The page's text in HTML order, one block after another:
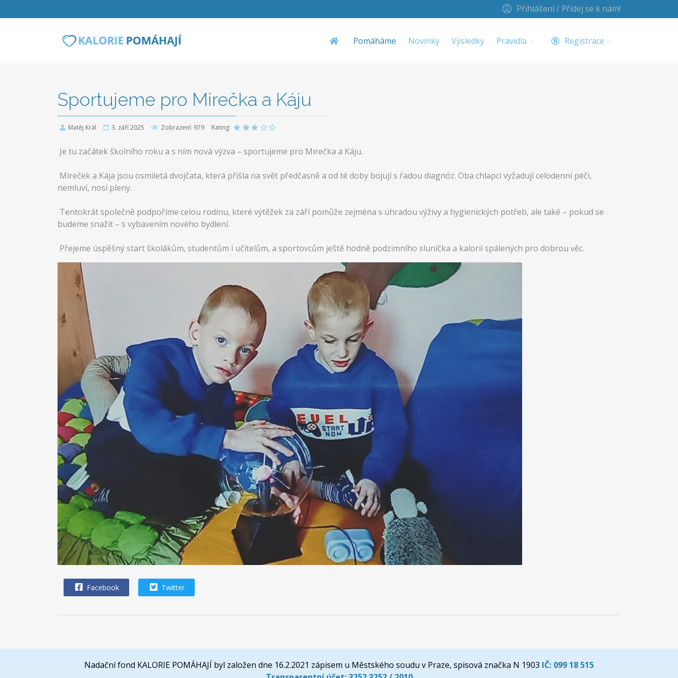
Přihlášení / Přidej se k nám!
Pomáháme Novinky Výsledky Pravidla Registrace
Sportujeme pro Mirečka a Káju
Matěj Král 3. září 2025 Zobrazení: 979 Rating:
Je tu začátek školního roku a s ním nová výzva – sportujeme pro Mirečka a Káju.
Mireček a Kája jsou osmiletá dvojčata, která přišla na svět předčasně a od té doby bojují s řadou diagnóz. Oba chlapci vyžadují celodenní péči,
nemluví, nosí pleny.
Tentokrát společně podpoříme celou rodinu, které výtěžek za září pomůže zejména s úhradou výživy a hygienických potřeb, ale také – pokud se
budeme snažit – s vybavením nového bydlení.
Přejeme úspěšný start školákům, studentům i učitelům, a sportovcům ještě hodně podzimního sluníčka a kalorií spálených pro dobrou věc.
Facebook Twitter
Nadační fond KALORIE POMÁHAJÍ byl založen dne 16.2.2021 zápisem u Městského soudu v Praze, spisová značka N 1903 IČ: 099 18 515